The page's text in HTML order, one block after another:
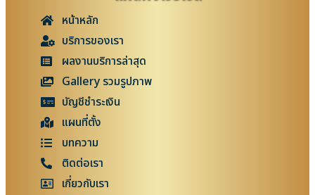
หน้าหลัก
บริการของเรา
ผลงานบริการล่าสุด
Gallery รวมรูปภาพ
บัญชีชำระเงิน
แผนที่ตั้ง
บทความ
ติดต่อเรา
เกี่ยวกับเรา